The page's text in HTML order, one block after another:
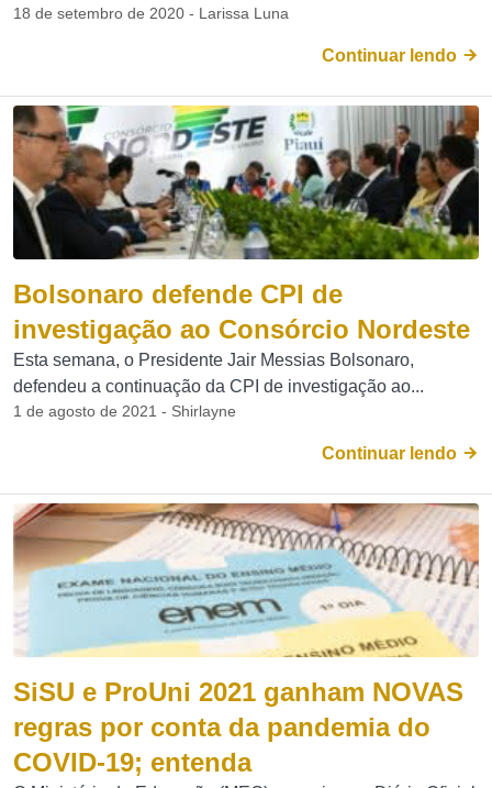
18 de setembro de 2020 - Larissa Luna
Continuar lendo
Bolsonaro defende CPI de
investigação ao Consórcio Nordeste
Esta semana, o Presidente Jair Messias Bolsonaro,
defendeu a continuação da CPI de investigação ao...
1 de agosto de 2021 - Shirlayne
Continuar lendo
SiSU e ProUni 2021 ganham NOVAS
regras por conta da pandemia do
COVID-19; entenda